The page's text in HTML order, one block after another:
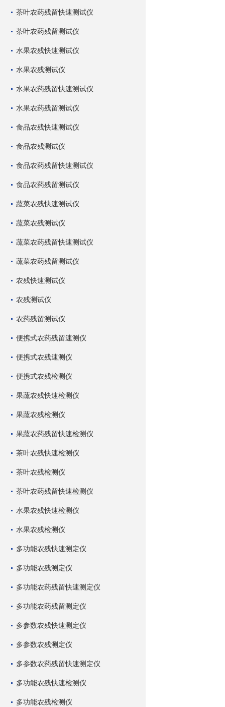
茶叶农药残留快速测试仪
茶叶农药残留测试仪
水果农残快速测试仪
水果农残测试仪
水果农药残留快速测试仪
水果农药残留测试仪
食品农残快速测试仪
食品农残测试仪
食品农药残留快速测试仪
食品农药残留测试仪
蔬菜农残快速测试仪
蔬菜农残测试仪
蔬菜农药残留快速测试仪
蔬菜农药残留测试仪
农残快速测试仪
农残测试仪
农药残留测试仪
便携式农药残留速测仪
便携式农残速测仪
便携式农残检测仪
果蔬农残快速检测仪
果蔬农残检测仪
果蔬农药残留快速检测仪
茶叶农残快速检测仪
茶叶农残检测仪
茶叶农药残留快速检测仪
水果农残快速检测仪
水果农残检测仪
多功能农残快速测定仪
多功能农残测定仪
多功能农药残留快速测定仪
多功能农药残留测定仪
多参数农残快速测定仪
多参数农残测定仪
多参数农药残留快速测定仪
多功能农残快速检测仪
多功能农残检测仪